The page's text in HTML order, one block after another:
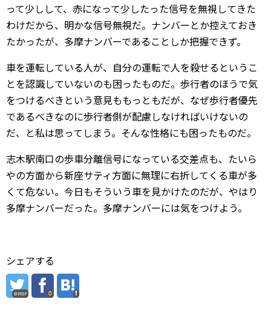
って少しして、赤になって少したった信号を無視してきた
わけだから、明かな信号無視だ。ナンバーとか控えておき
たかったが、多摩ナンバーであることしか把握できず。
車を運転している人が、自分の運転で人を殺せるというこ
とを認識していないのも困ったものだ。歩行者のほうで気
をつけるべきという意見ももっともだが、なぜ歩行者優先
であるべきなのに歩行者側が配慮しなければいけないの
だ、と私は思ってしまう。そんな性格にも困ったものだ。
志木駅南口の歩車分離信号になっている交差点も、たいら
やの方面から新座サティ方面に無理に右折してくる車が多
くて危ない。今日もそういう車を見かけたのだが、やはり
多摩ナンバーだった。多摩ナンバーには気をつけよう。
シェアする
error 0